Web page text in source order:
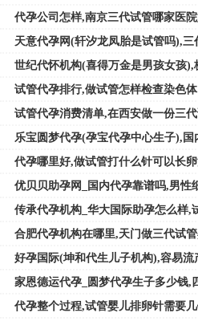
试管代孕排行,做试管怎样检查染色体